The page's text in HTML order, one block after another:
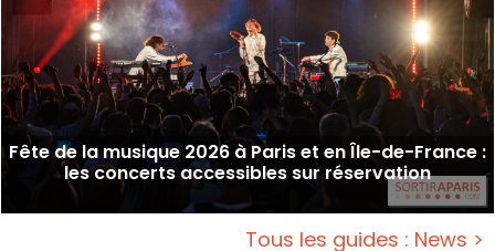
Fête de la musique 2026 à Paris et en Île-de-France :
les concerts accessibles sur réservation
Tous les guides : News >